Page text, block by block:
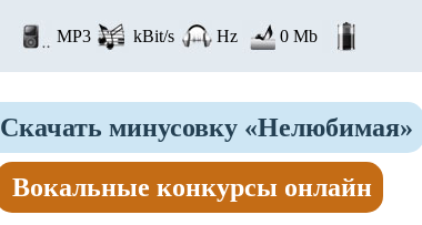
MP3 kBit/s Hz 0 Mb
Скачать минусовку «Нелюбимая»
Вокальные конкурсы онлайн